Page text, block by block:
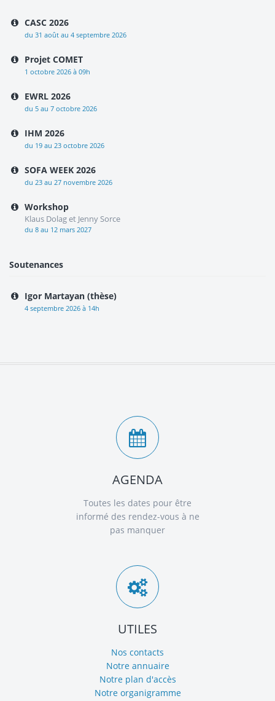
CASC 2026
du 31 août au 4 septembre 2026
Projet COMET
1 octobre 2026 à 09h
EWRL 2026
du 5 au 7 octobre 2026
IHM 2026
du 19 au 23 octobre 2026
SOFA WEEK 2026
du 23 au 27 novembre 2026
Workshop
Klaus Dolag et Jenny Sorce
du 8 au 12 mars 2027
Soutenances
Igor Martayan (thèse)
4 septembre 2026 à 14h
AGENDA
Toutes les dates pour être
informé des rendez-vous à ne
pas manquer
UTILES
Nos contacts
Notre annuaire
Notre plan d'accès
Notre organigramme